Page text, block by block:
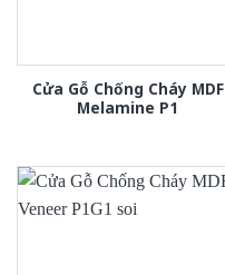
Cửa Gỗ Chống Cháy MDF
Melamine P1